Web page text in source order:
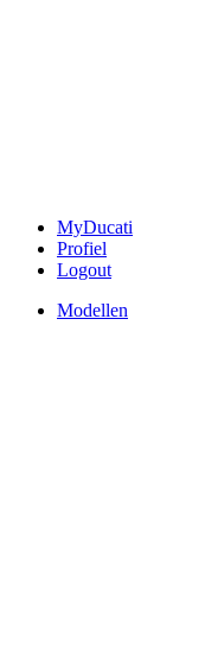
MyDucati
Profiel
Logout
Modellen